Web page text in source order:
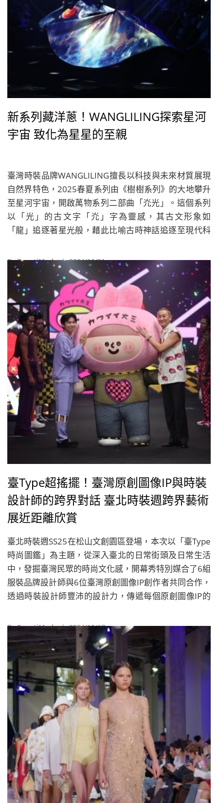
新系列藏洋蔥！WANGLILING探索星河
宇宙 致化為星星的至親
臺灣時裝品牌WANGLILING擅長以科技與未來材質展現
自然界特色，2025春夏系列由《樹樹系列》的大地攀升
至星河宇宙，開啟萬物系列二部曲「灮光」。這個系列
以「光」的古文字「灮」字為靈感，其古文形象如
「龍」追逐著星光般，藉此比喻古時神話追逐至現代科
俐伶也將這個系列獻給她已成為宇宙中一顆星星的祖
母。
ByBeautiMode| 2024/10/21
臺Type超搖擺！臺灣原創圖像IP與時裝
設計師的跨界對話 臺北時裝週跨界藝術
展近距離欣賞
臺北時裝週SS25在松山文創園區登場，本次以「臺Type
時尚圖鑑」為主題，從深入臺北的日常街頭及日常生活
中，發掘臺灣民眾的時尚文化感，開幕秀特別媒合了6組
服裝品牌設計師與6位臺灣原創圖像IP創作者共同合作，
透過時裝設計師豐沛的設計力，傳遞每個原創圖像IP的
傳輸到世界各個角落。
ByBeautiMode| 2024/10/17